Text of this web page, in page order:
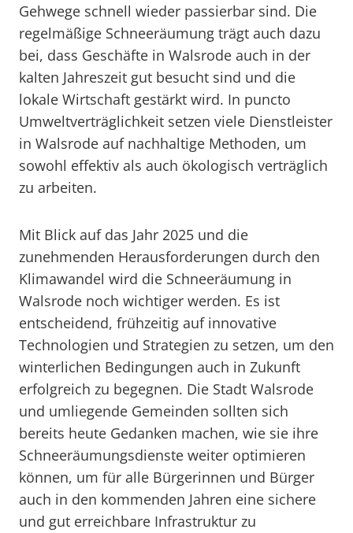
Gehwege schnell wieder passierbar sind. Die
regelmäßige Schneeräumung trägt auch dazu
bei, dass Geschäfte in Walsrode auch in der
kalten Jahreszeit gut besucht sind und die
lokale Wirtschaft gestärkt wird. In puncto
Umweltverträglichkeit setzen viele Dienstleister
in Walsrode auf nachhaltige Methoden, um
sowohl effektiv als auch ökologisch verträglich
zu arbeiten.
Mit Blick auf das Jahr 2025 und die
zunehmenden Herausforderungen durch den
Klimawandel wird die Schneeräumung in
Walsrode noch wichtiger werden. Es ist
entscheidend, frühzeitig auf innovative
Technologien und Strategien zu setzen, um den
winterlichen Bedingungen auch in Zukunft
erfolgreich zu begegnen. Die Stadt Walsrode
und umliegende Gemeinden sollten sich
bereits heute Gedanken machen, wie sie ihre
Schneeräumungsdienste weiter optimieren
können, um für alle Bürgerinnen und Bürger
auch in den kommenden Jahren eine sichere
und gut erreichbare Infrastruktur zu